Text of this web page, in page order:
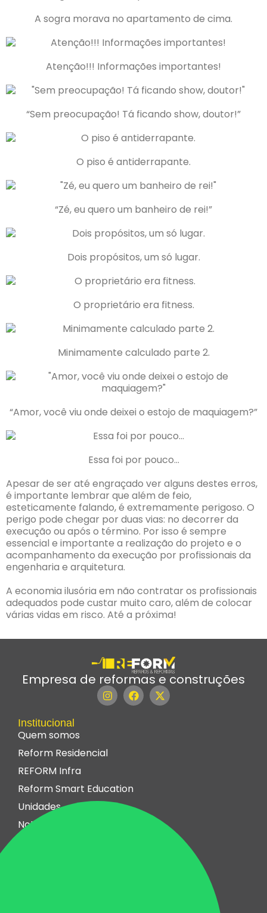
A sogra morava no apartamento de cima.
Atenção!!! Informações importantes!
“Sem preocupação! Tá ficando show, doutor!”
O piso é antiderrapante.
“Zé, eu quero um banheiro de rei!”
Dois propósitos, um só lugar.
O proprietário era fitness.
Minimamente calculado parte 2.
“Amor, você viu onde deixei o estojo de maquiagem?”
Essa foi por pouco…
Apesar de ser até engraçado ver alguns destes erros,
é importante lembrar que além de feio,
esteticamente falando, é extremamente perigoso. O
perigo pode chegar por duas vias: no decorrer da
execução ou após o término. Por isso é sempre
essencial e importante a realização do projeto e o
acompanhamento da execução por profissionais da
engenharia e arquitetura.
A economia ilusória em não contratar os profissionais
adequados pode custar muito caro, além de colocar
várias vidas em risco. Até a próxima!
Empresa de reformas e construções
Institucional
Quem somos
Reform Residencial
REFORM Infra
Reform Smart Education
Unidades
Noticias